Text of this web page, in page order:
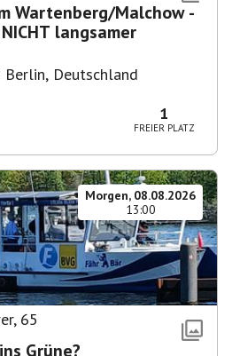
Wartenberg/Malchow -
langsamer
Berlin, Deutschland
1
FREIER PLATZ
Morgen, 08.08.2026
13:00
, 65
Grüne?